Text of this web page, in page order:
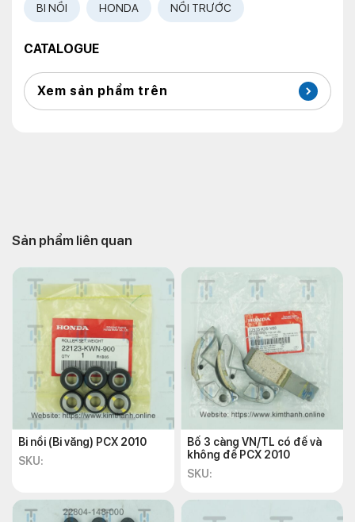
BI NỒI HONDA NỒI TRƯỚC
CATALOGUE
Xem sản phẩm trên
Sản phẩm liên quan
Bi nồi (Bi văng) PCX 2010
SKU:
Bố 3 càng VN/TL có đế và
không đế PCX 2010
SKU: